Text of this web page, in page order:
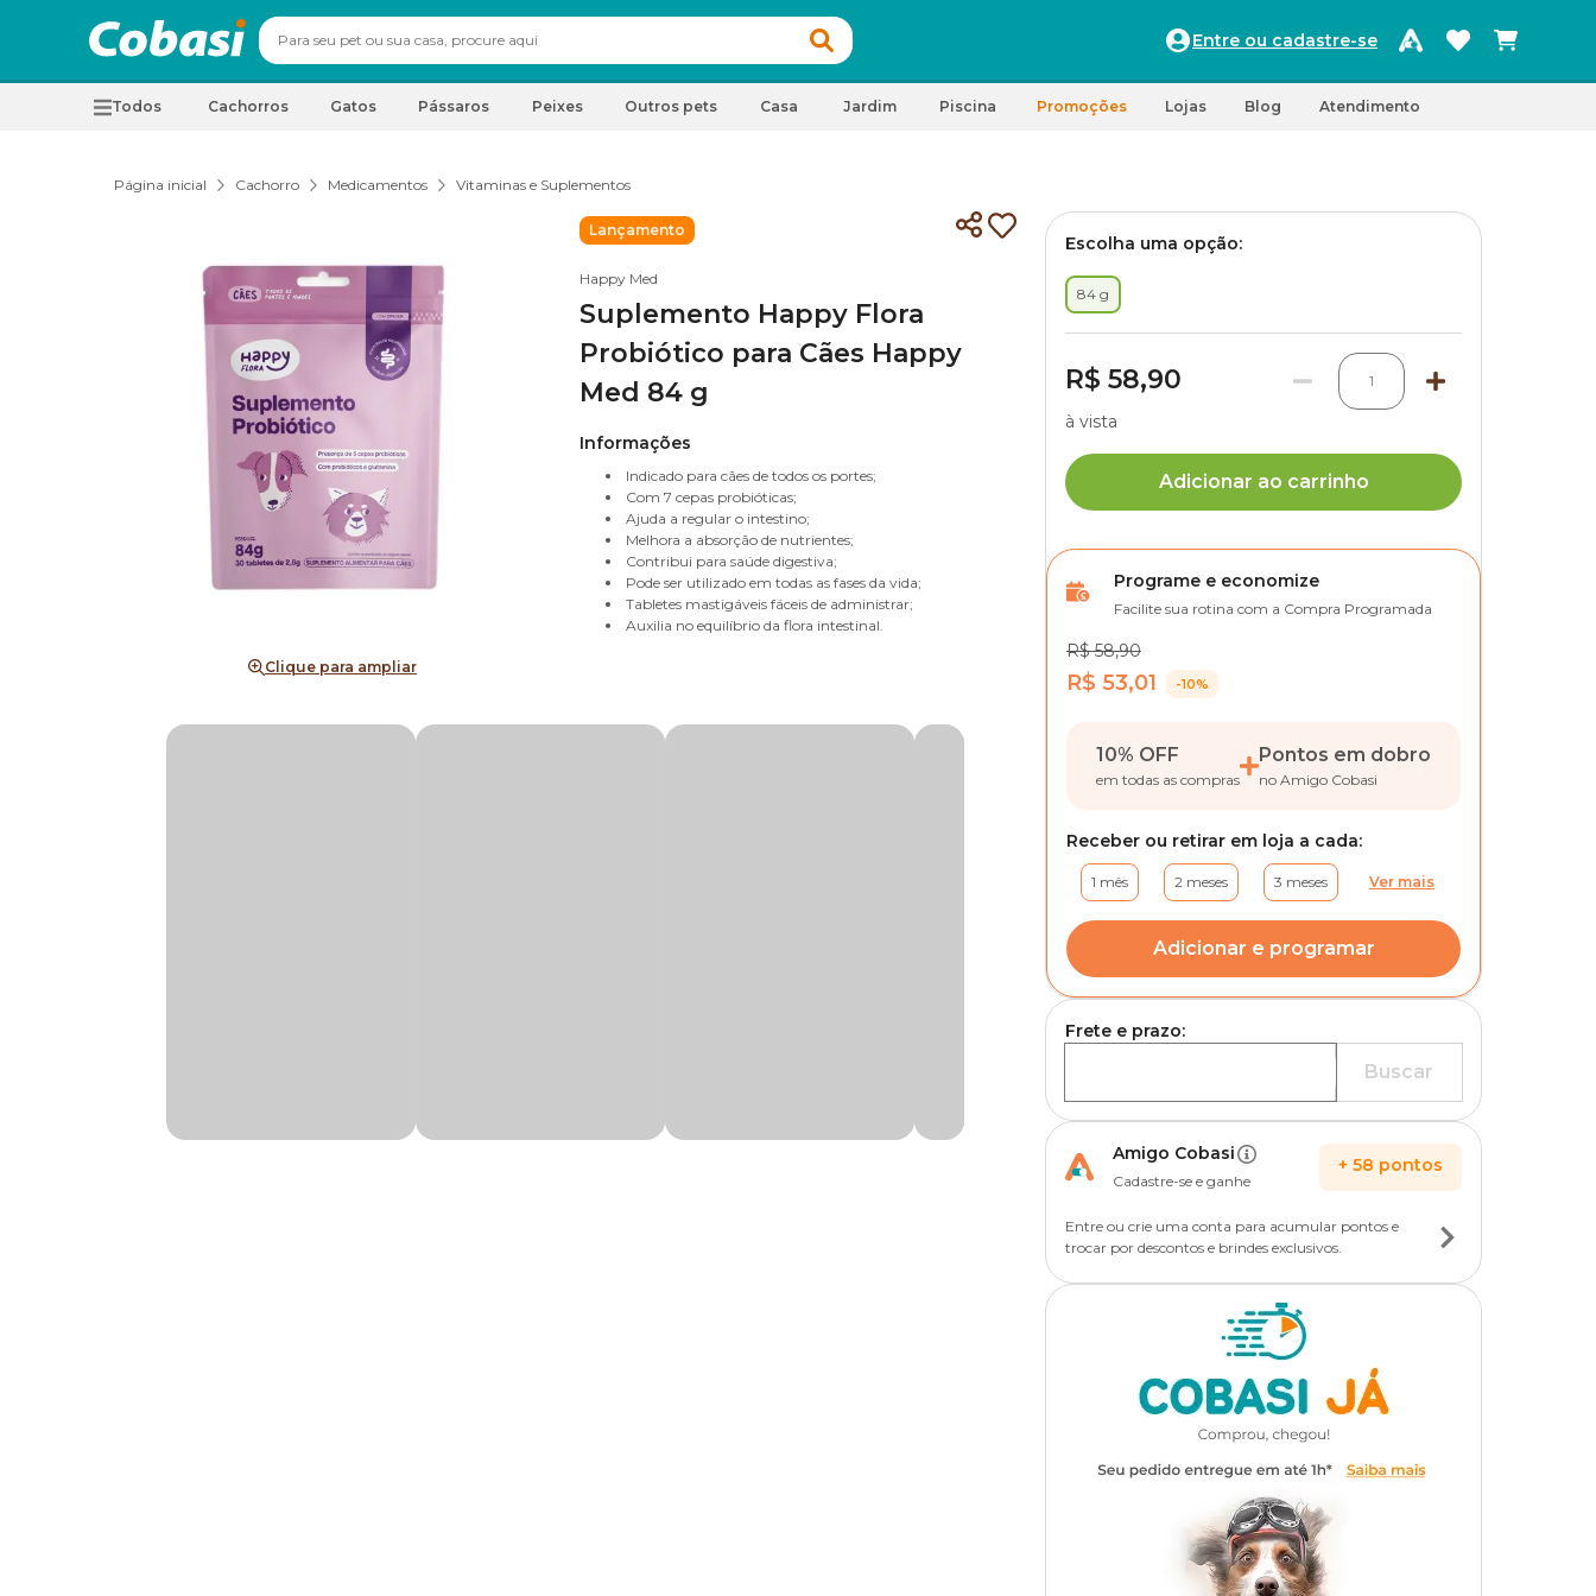
Entre ou cadastre-se
Todos Cachorros Gatos Pássaros Peixes Outros pets Casa Jardim Piscina Promoções Lojas Blog Atendimento
Página inicial Cachorro Medicamentos Vitaminas e Suplementos
Clique para ampliar
Lançamento
Happy Med
Suplemento Happy Flora
Probiótico para Cães Happy
Med 84 g
Informações
Indicado para cães de todos os portes;
Com 7 cepas probióticas;
Ajuda a regular o intestino;
Melhora a absorção de nutrientes;
Contribui para saúde digestiva;
Pode ser utilizado em todas as fases da vida;
Tabletes mastigáveis fáceis de administrar;
Auxilia no equilíbrio da flora intestinal.
Escolha uma opção:
84 g
R$ 58,90 1
à vista
Adicionar ao carrinho
Programe e economize
Facilite sua rotina com a Compra Programada
R$ 58,90
R$ 53,01 -10%
10% OFF
em todas as compras
Pontos em dobro
no Amigo Cobasi
Receber ou retirar em loja a cada:
1 mês 2 meses 3 meses Ver mais
Adicionar e programar
Frete e prazo:
Buscar
Amigo Cobasi
Cadastre-se e ganhe
+ 58 pontos
Entre ou crie uma conta para acumular pontos e
trocar por descontos e brindes exclusivos.